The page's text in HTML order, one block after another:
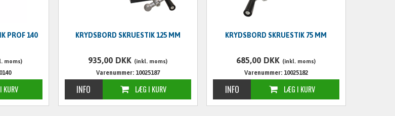
PROF 140
moms)
KRYDSBORD SKRUESTIK 125 MM
935,00 DKK (inkl. moms)
Varenummer: 10025187
KRYDSBORD SKRUESTIK 75 MM
685,00 DKK (inkl. moms)
Varenummer: 10025182